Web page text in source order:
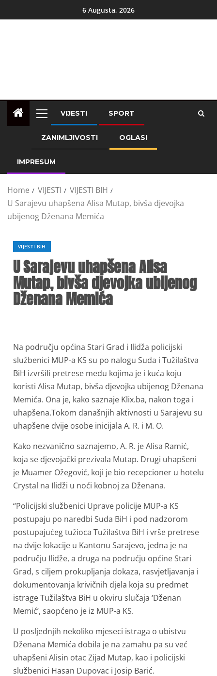
6 Augusta, 2026
VIJESTI SPORT
ZANIMLJIVOSTI OGLASI
IMPRESUM
Home VIJESTI
VIJESTI BIH
U Sarajevu uhapšena Alisa Mutap, bivša djevojka
ubijenog Dženana Memića
VIJESTI BIH
U Sarajevu uhapšena Alisa
Mutap, bivša djevojka ubijenog
Dženana Memića
Na području općina Stari Grad i Ilidža policijski
službenici MUP-a KS su po nalogu Suda i Tužilaštva
BiH izvršili pretrese među kojima je i kuća koju
koristi Alisa Mutap, bivša djevojka ubijenog Dženana
Memića. Ona je, kako saznaje Klix.ba, nakon toga i
uhapšena.Tokom današnjih aktivnosti u Sarajevu su
uhapšene dvije osobe inicijala A. R. i M. O.
Kako nezvanično saznajemo, A. R. je Alisa Ramić,
koja se djevojački prezivala Mutap. Drugi uhapšeni
je Muamer Ožegović, koji je bio recepcioner u hotelu
Crystal na Ilidži u noći kobnoj za Dženana.
“Policijski službenici Uprave policije MUP-a KS
postupaju po naredbi Suda BiH i pod nadzorom
postupajućeg tužioca Tužilaštva BiH i vrše pretrese
na dvije lokacije u Kantonu Sarajevo, jedna je na
području Ilidže, a druga na podrućju općine Stari
Grad, s ciljem prokupljanja dokaza, rasvjetljavanja i
dokumentovanja krivičnih djela koja su predmet
istrage Tužilaštva BiH u okviru slučaja ‘Dženan
Memić’, saopćeno je iz MUP-a KS.
U posljednjih nekoliko mjeseci istraga o ubistvu
Dženana Memića dobila je na zamahu pa su već
uhapšeni Alisin otac Zijad Mutap, kao i policijski
službenici Hasan Dupovac i Josip Barić.